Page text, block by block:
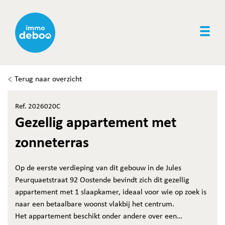
Terug naar overzicht
Ref. 2026020C
Gezellig appartement met
zonneterras
Op de eerste verdieping van dit gebouw in de Jules
Peurquaetstraat 92 Oostende bevindt zich dit gezellig
appartement met 1 slaapkamer, ideaal voor wie op zoek is
naar een betaalbare woonst vlakbij het centrum.
Het appartement beschikt onder andere over een